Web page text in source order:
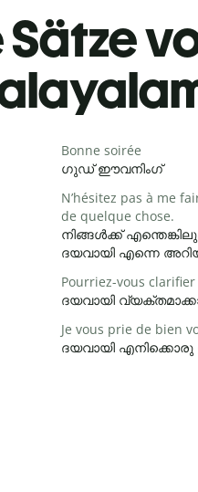
Bonne soirée
ഗുഡ് ഈവനിംഗ്
N’hésitez pas à me
de quelque chose.
നിങ്ങൾക്ക്
ദയവായി എന്നെ
Pourriez-vous
ദയവായി
Je vous prie de bien
ദയവായി